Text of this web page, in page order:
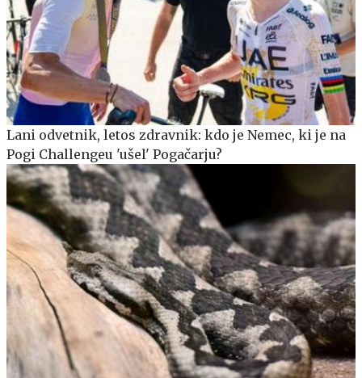
Lani odvetnik, letos zdravnik: kdo je Nemec, ki je na
Pogi Challengeu 'ušel' Pogačarju?